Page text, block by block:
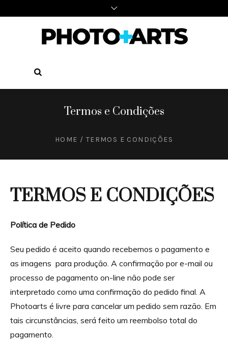
Termos e Condições
HOME / TERMOS E CONDIÇÕES
TERMOS E CONDIÇÕES
Política de Pedido
Seu pedido é aceito quando recebemos o pagamento e
as imagens para produção. A confirmação por e-mail ou
processo de pagamento on-line não pode ser
interpretado como uma confirmação do pedido final. A
Photoarts é livre para cancelar um pedido sem razão. Em
tais circunstâncias, será feito um reembolso total do
pagamento.